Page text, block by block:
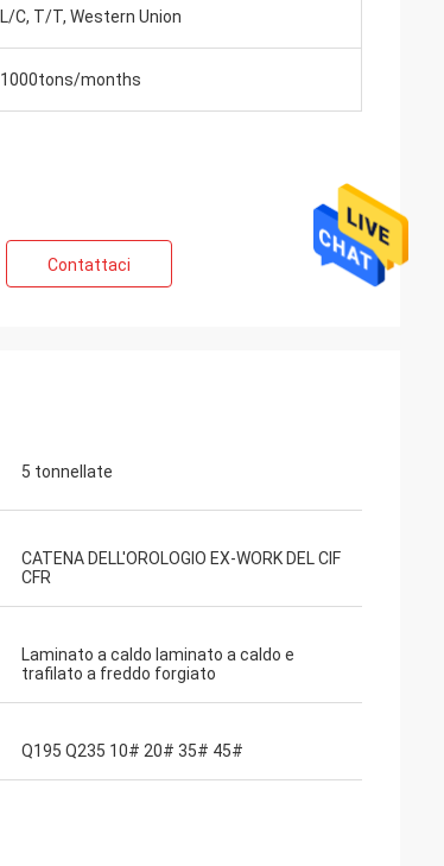
L/C, T/T, Western Union
1000tons/months
Contattaci
5 tonnellate
CATENA DELL'OROLOGIO EX-WORK DEL CIF
CFR
Laminato a caldo laminato a caldo e
trafilato a freddo forgiato
Q195 Q235 10# 20# 35# 45#